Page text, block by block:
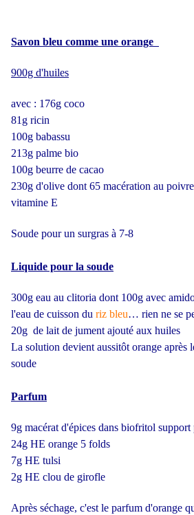
Savon bleu comme une orange
900g d'huiles
avec : 176g coco
81g ricin
100g babassu
213g palme bio
100g beurre de cacao
230g d'olive dont 65 macération au poivre
vitamine E
Soude pour un surgras à 7-8
Liquide pour la soude
300g eau au clitoria dont 100g avec
l'eau de cuisson du riz bleu… rien ne se
20g de lait de jument ajouté aux huiles
La solution devient aussitôt orange après
soude
Parfum
9g macérat d'épices dans biofritol
24g HE orange 5 folds
7g HE tulsi
2g HE clou de girofle
Après séchage, c'est le parfum d'orange